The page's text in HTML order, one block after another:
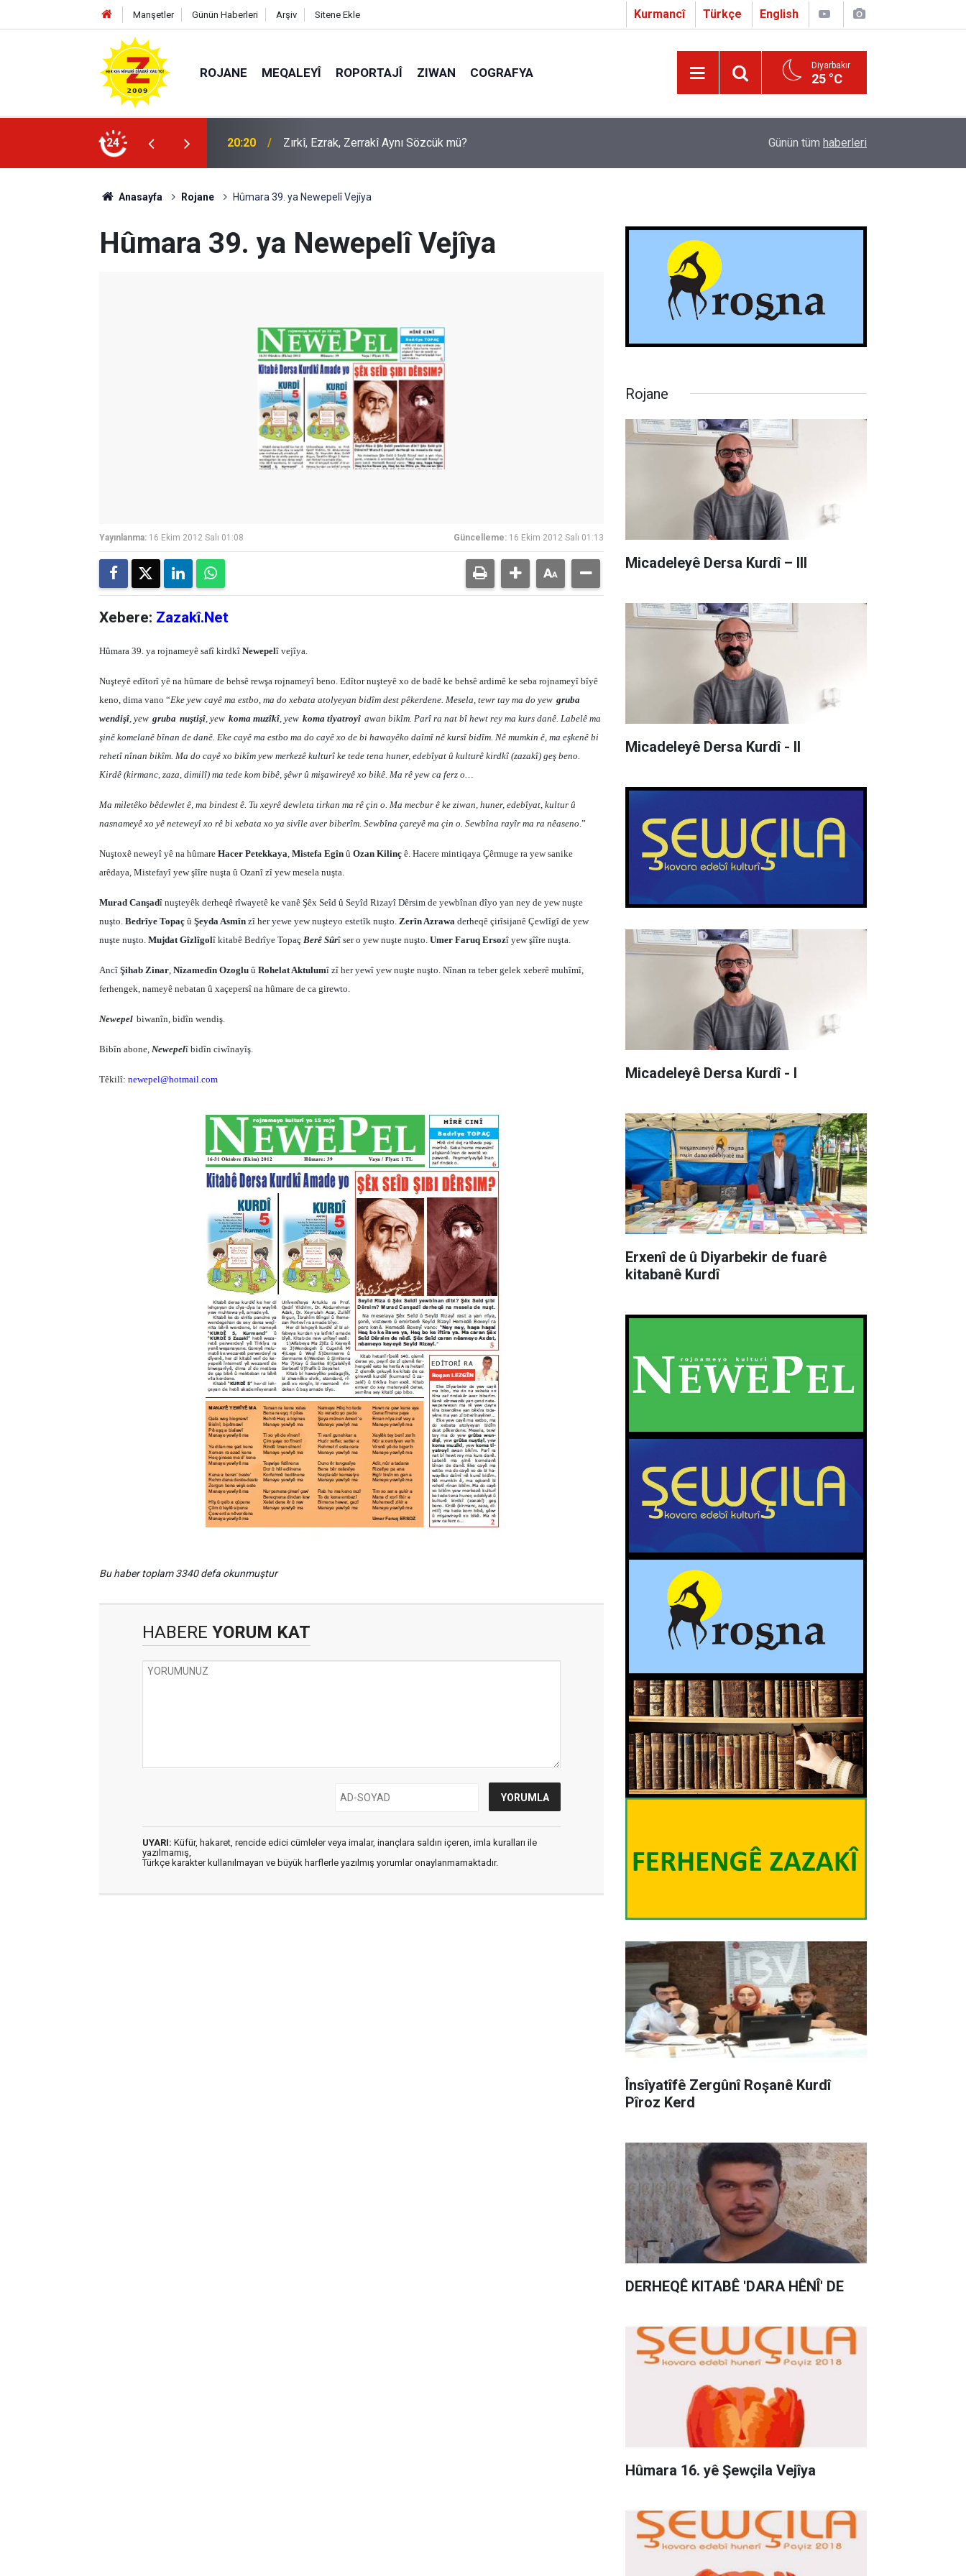
Manşetler Günün Haberleri Arşiv Sitene Ekle Kurmancî Türkçe English
ROJANE MEQALEYÎ ROPORTAJÎ ZIWAN COGRAFYA Diyarbakır
25 °C
24 09:56 Ji Zilma Partîzanan Nimûneyeka Piçûk Çapo 3. o Hîrakerde yê Ferhengê Zazakî-Tirkî
Günün tüm haberleri
Anasayfa Rojane Hûmara 39. ya Newepelî Vejîya
Hûmara 39. ya Newepelî Vejîya
Yayınlanma: 16 Ekim 2012 Salı 01:08 Güncelleme: 16 Ekim 2012 Salı 01:13
Xebere: Zazakî.Net
Hûmara 39. ya rojnameyê safî kirdkî Newepelî vejîya.
Nuşteyê edîtorî yê na hûmare de behsê rewşa rojnameyî beno. Edîtor nuşteyê xo de badê ke behsê ardimê ke seba rojnameyî bîyê
keno, dima vano “Eke yew cayê ma estbo, ma do xebata atolyeyan bidîm dest pêkerdene. Mesela, tewr tay ma do yew gruba
wendişî, yew gruba nuştişî, yew koma muzîkî, yew koma tîyatroyî awan bikîm. Parî ra nat bî hewt rey ma kurs danê. Labelê ma
şinê komelanê bînan de danê. Eke cayê ma estbo ma do cayê xo de bi hawayêko daîmî nê kursî bidîm. Nê mumkin ê, ma eşkenê bi
rehetî nînan bikîm. Ma do cayê xo bikîm yew merkezê kulturî ke tede tena huner, edebîyat û kulturê kirdkî (zazakî) geş beno.
Kirdê (kirmanc, zaza, dimilî) ma tede kom bibê, şêwr û mişawireyê xo bikê. Ma rê yew ca ferz o…
Ma miletêko bêdewlet ê, ma bindest ê. Tu xeyrê dewleta tirkan ma rê çin o. Ma mecbur ê ke ziwan, huner, edebîyat, kultur û
nasnameyê xo yê neteweyî xo rê bi xebata xo ya sivîle aver biberîm. Sewbîna çareyê ma çin o. Sewbîna rayîr ma ra nêaseno.”
Nuştoxê neweyî yê na hûmare Hacer Petekkaya, Mistefa Egîn û Ozan Kilinç ê. Hacere mintiqaya Çêrmuge ra yew sanike
arêdaya, Mistefayî yew şîîre nuşta û Ozanî zî yew mesela nuşta.
Murad Canşadî nuşteyêk derheqê rîwayetê ke vanê Şêx Seîd û Seyîd Rizayî Dêrsim de yewbînan dîyo yan ney de yew nuşte
nuşto. Bedrîye Topaç û Şeyda Asmîn zî her yewe yew nuşteyo estetîk nuşto. Zerîn Azrawa derheqê çirîsijanê Çewlîgî de yew
nuşte nuşto. Mujdat Gîzlîgolî kitabê Bedrîye Topaç Berê Sûrî ser o yew nuşte nuşto. Umer Faruq Ersozî yew şîîre nuşta.
Ancî Şihab Zinar, Nîzamedîn Ozoglu û Rohelat Aktulumî zî her yewî yew nuşte nuşto. Nînan ra teber gelek xeberê muhîmî,
ferhengek, nameyê nebatan û xaçepersî na hûmare de ca girewto.
Newepel biwanîn, bidîn wendiş.
Bibîn abone, Newepelî bidîn ciwînayîş.
Têkilî: newepel@hotmail.com
Bu haber toplam 3340 defa okunmuştur
HABERE YORUM KAT
UYARI: Küfür, hakaret, rencide edici cümleler veya imalar, inançlara saldırı içeren, imla kuralları ile
yazılmamış,
Türkçe karakter kullanılmayan ve büyük harflerle yazılmış yorumlar onaylanmamaktadır.
Rojane
Micadeleyê Dersa Kurdî – III
Micadeleyê Dersa Kurdî - II
Micadeleyê Dersa Kurdî - I
Erxenî de û Diyarbekir de fuarê
kitabanê Kurdî
Însîyatîfê Zergûnî Roşanê Kurdî
Pîroz Kerd
DERHEQÊ KITABÊ 'DARA HÊNÎ' DE
Hûmara 16. yê Şewçila Vejîya